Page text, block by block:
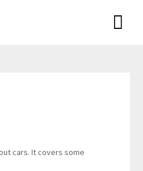
cars. It covers some